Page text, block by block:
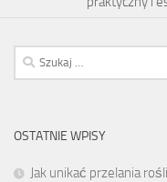
Szukaj:
OSTATNIE WPISY
Jak unikać przelania